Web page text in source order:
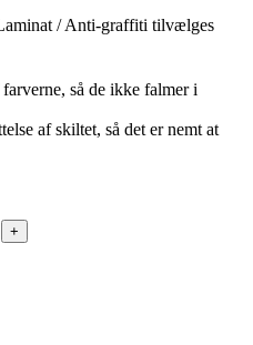
/ Anti-graffiti tilvælges
så de ikke falmer i
af skiltet, så det er nemt at
+